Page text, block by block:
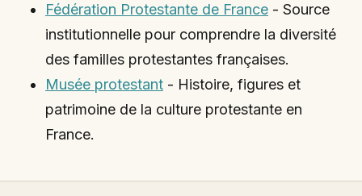
Fédération Protestante de France - Source
institutionnelle pour comprendre la diversité
des familles protestantes françaises.
Musée protestant - Histoire, figures et
patrimoine de la culture protestante en
France.